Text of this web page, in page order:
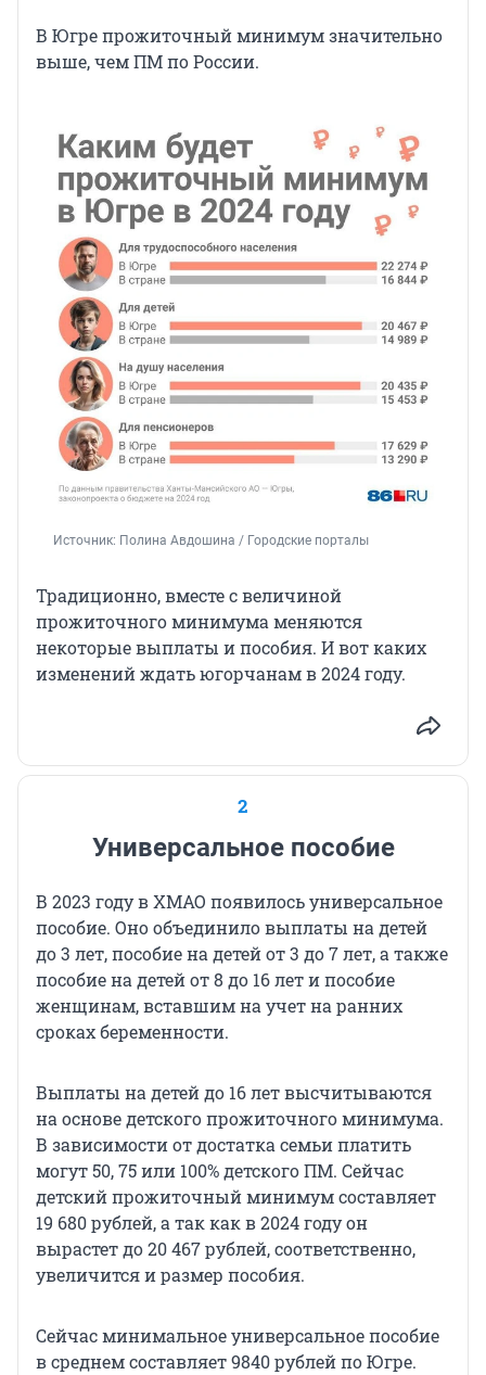
В Югре прожиточный минимум значительно
выше, чем ПМ по России.
Источник: Полина Авдошина / Городские порталы
Традиционно, вместе с величиной
прожиточного минимума меняются
некоторые выплаты и пособия. И вот каких
изменений ждать югорчанам в 2024 году.
2
Универсальное пособие
В 2023 году в ХМАО появилось универсальное
пособие. Оно объединило выплаты на детей
до 3 лет, пособие на детей от 3 до 7 лет, а также
пособие на детей от 8 до 16 лет и пособие
женщинам, вставшим на учет на ранних
сроках беременности.
Выплаты на детей до 16 лет высчитываются
на основе детского прожиточного минимума.
В зависимости от достатка семьи платить
могут 50, 75 или 100% детского ПМ. Сейчас
детский прожиточный минимум составляет
19 680 рублей, а так как в 2024 году он
вырастет до 20 467 рублей, соответственно,
увеличится и размер пособия.
Сейчас минимальное универсальное пособие
в среднем составляет 9840 рублей по Югре.